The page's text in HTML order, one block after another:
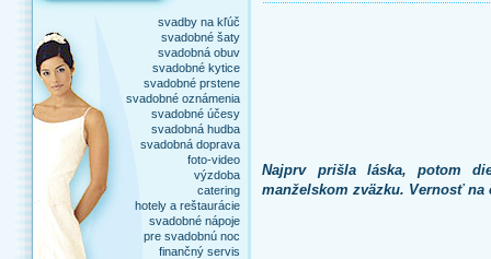
svadby na kľúč
svadobné šaty
svadobná obuv
svadobné kytice
svadobné prstene
svadobné oznámenia
svadobné účesy
svadobná hudba
svadobná doprava
foto-video
výzdoba
catering
hotely a reštaurácie
svadobné nápoje
pre svadobnú noc
finančný servis
Najprv prišla láska, potom
manželskom zväzku. Vernosť